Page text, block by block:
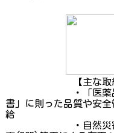
【主な取組
・「医薬品の安
書」に則った品質や安
給
・自然